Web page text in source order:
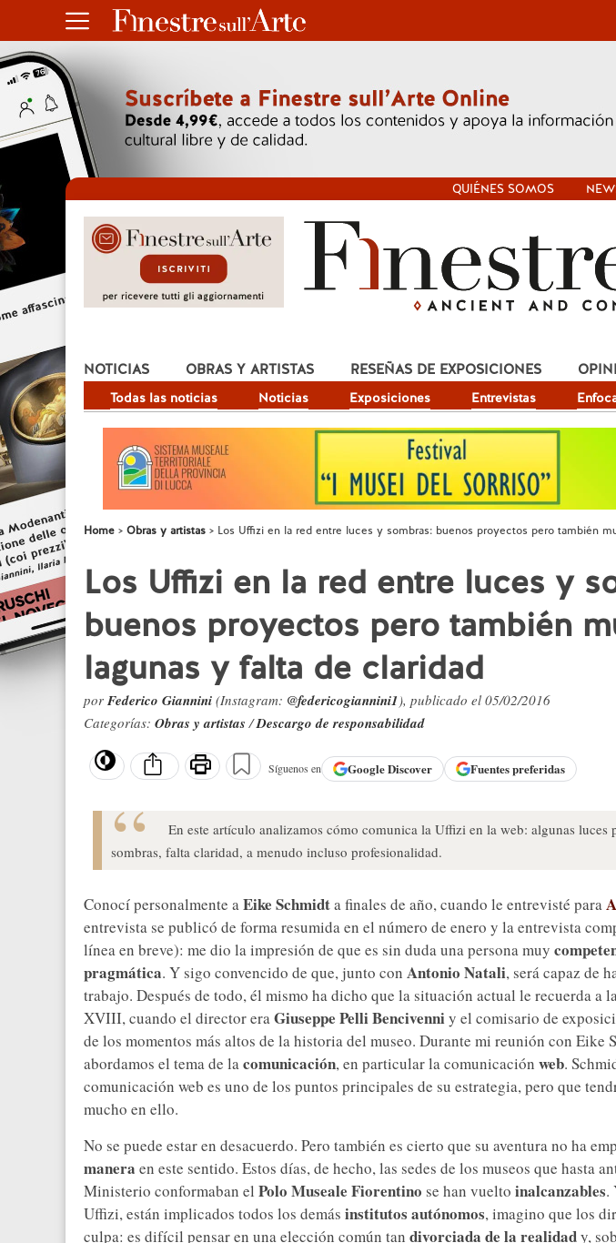
QUIÉNES SOMOS
NOTICIAS
Todas las noticias Noticias Exposiciones Entrevistas
OBRAS Y ARTISTAS RESEÑAS DE EXPOSICIONES
Home Obras y artistas Los Uffizi en la red entre luces y sombras: buenos proyectos pero también
Los Uffizi en la red entre luces y
buenos proyectos pero también
lagunas y falta de claridad
por Federico Giannini (Instagram: @federicogiannini1), publicado el 05/02/2016
Categorías: Obras y artistas/Descargo de responsabilidad
Síguenos en GoogleDiscover Fuentes preferidas
En este artículo analizamos cómo comunica la Uffizi en la web: algunas luces
sombras, falta claridad, a menudo incluso profesionalidad.
Conocí personalmente aEike Schmidta finales de año, cuando le entrevisté para
entrevista se publicó de forma resumida en el número de enero y la entrevista
línea en breve): me dio la impresión de que es sin duda una persona muy
pragmática. Y sigo convencido de que, junto con Antonio Natali, será capaz de
trabajo. Después de todo, él mismo ha dicho que la situación actual le recuerda a
XVIII, cuando el director eraGiuseppe Pelli Bencivenniy el comisario de
de los momentos más altos de la historia del museo. Durante mi reunión con Eike
abordamos el tema de lacomunicación, en particular la comunicación web.
comunicación web es uno de los puntos principales de su estrategia, pero que
mucho en ello.
No se puede estar en desacuerdo. Pero también es cierto que su aventura no ha
manera en este sentido. Estos días, de hecho, las sedes de los museos que hasta
Ministerio conformaban el Polo Museale Fiorentino se han vuelto inalcanzables.
Uffizi, están implicados todos los demás institutos autónomos, imagino que los
culpa: es difícil pensar en una elección común tan divorciada de la realidady,